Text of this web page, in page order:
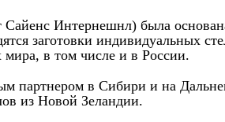
Интернешнл) была
заготовки индивидуальных
мира, в том числе и в России.
партнером в Сибири и на
из Новой Зеландии.